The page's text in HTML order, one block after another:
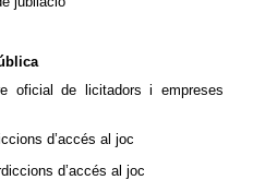
oficial de licitadors i empreses
d’accés al joc
d’accés al joc